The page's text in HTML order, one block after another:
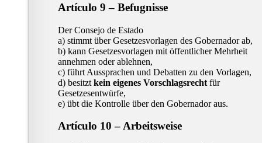
Artículo 9 – Befugnisse
Der Consejo de Estado
a) stimmt über Gesetzesvorlagen des Gobernador ab,
b) kann Gesetzesvorlagen mit öffentlicher Mehrheit
annehmen oder ablehnen,
c) führt Aussprachen und Debatten zu den Vorlagen,
d) besitzt kein eigenes Vorschlagsrecht für
Gesetzesentwürfe,
e) übt die Kontrolle über den Gobernador aus.
Artículo 10 – Arbeitsweise